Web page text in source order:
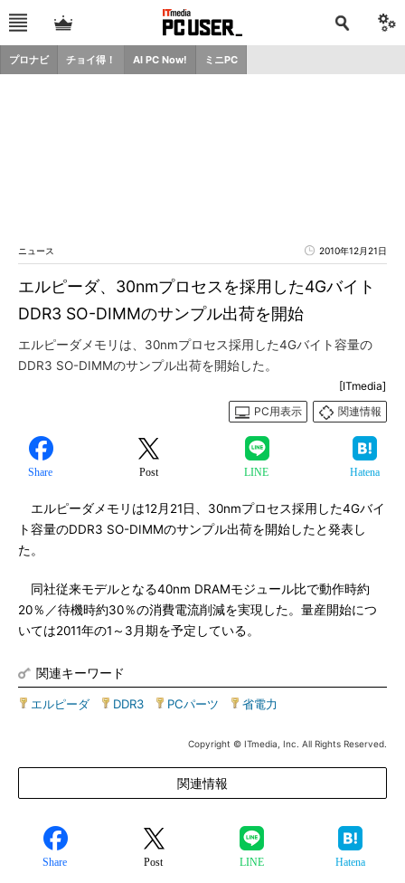
プロナビ チョイ得！ AI PC Now! ミニPC
ニュース 2010年12月21日
エルピーダ、30nmプロセスを採用した4Gバイト
DDR3 SO-DIMMのサンプル出荷を開始
エルピーダメモリは、30nmプロセス採用した4Gバイト容量の
DDR3 SO-DIMMのサンプル出荷を開始した。
[ITmedia]
PC用表示
関連情報
Share Post LINE Hatena
エルピーダメモリは12月21日、30nmプロセス採用した4Gバイ
ト容量のDDR3 SO-DIMMのサンプル出荷を開始したと発表し
た。
同社従来モデルとなる40nm DRAMモジュール比で動作時約
20％／待機時約30％の消費電流削減を実現した。量産開始につ
いては2011年の1～3月期を予定している。
関連キーワード
エルピーダ DDR3 PCパーツ 省電力
Copyright © ITmedia, Inc. All Rights Reserved.
関連情報
Share Post LINE Hatena